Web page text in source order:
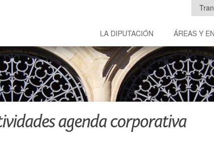
LA DIPUTACIÓN ÁREAS Y
agenda corporativa